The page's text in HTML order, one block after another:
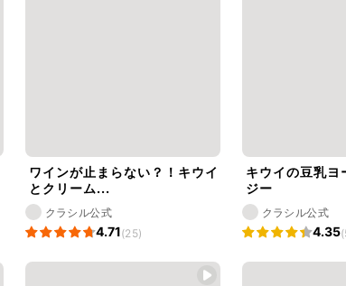
ワインが止まらない？！キウイ
とクリーム...
クラシル公式
4.71(25)
キウイの豆乳ヨ
ジー
クラシル公式
4.35